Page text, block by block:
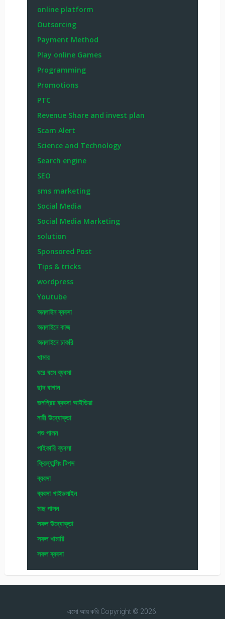
online platform
Outsorcing
Payment Method
Play online Games
Programming
Promotions
PTC
Revenue Share and invest plan
Scam Alert
Science and Technology
Search engine
SEO
sms marketing
Social Media
Social Media Marketing
solution
Sponsored Post
Tips & tricks
wordpress
Youtube
অনলাইন ব্যবসা
অনলাইনে কাজ
অনলাইনে চাকরি
খামার
ঘরে বসে ব্যবসা
ছাদ বাগান
জনপ্রিয় ব্যবসা আইডিয়া
নারী উদ্যোক্তা
পশু পালন
পাইকারি ব্যবসা
ফ্রিল্যান্সিং টিপস
ব্যবসা
ব্যবসা গাইডলাইন
মাছ পালন
সফল উদ্যোক্তা
সফল খামারি
সফল ব্যবসা
এসো আয় করিCopyright © 2026.